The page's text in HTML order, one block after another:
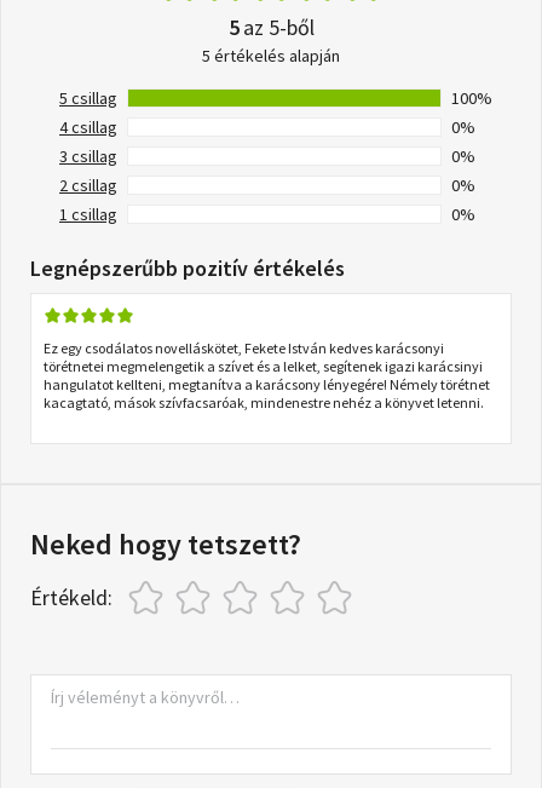
5az 5-ből
5 értékelés alapján
5 csillag
100%
4 csillag
0%
3 csillag
0%
2 csillag
0%
1 csillag
0%
Legnépszerűbb pozitív értékelés
Ez egy csodálatos novelláskötet, Fekete István kedves karácsonyi
törétnetei megmelengetik a szívet és a lelket, segítenek igazi karácsinyi
hangulatot kellteni, megtanítva a karácsony lényegére! Némely törétnet
kacagtató, mások szívfacsaróak, mindenestre nehéz a könyvet letenni.
Neked hogy tetszett?
Értékeld: